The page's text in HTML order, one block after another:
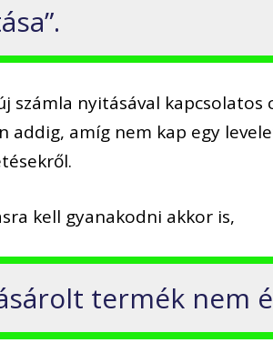
számla nyitásával kapcsolatos
addig, amíg nem kap egy
kell gyanakodni akkor is,
termék nem